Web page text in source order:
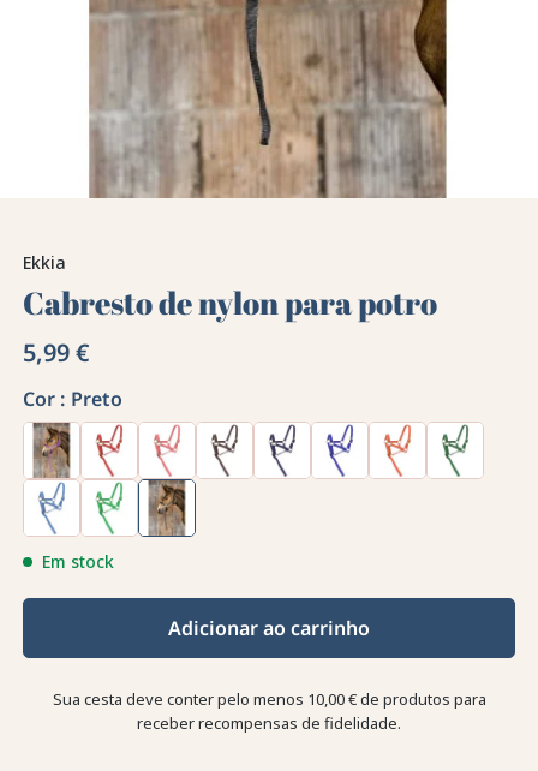
Ekkia
Cabresto de nylon para potro
5,99 €
Cor : Preto
Em stock
Adicionar ao carrinho
Sua cesta deve conter pelo menos 10,00 € de produtos para
receber recompensas de fidelidade.